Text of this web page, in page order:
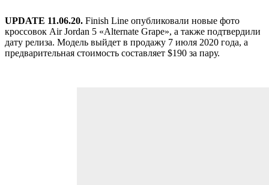
UPDATE 11.06.20. Finish Line опубликовали новые фото
кроссовок Air Jordan 5 «Alternate Grape», а также подтвердили
дату релиза. Модель выйдет в продажу 7 июля 2020 года, а
предварительная стоимость составляет $190 за пару.